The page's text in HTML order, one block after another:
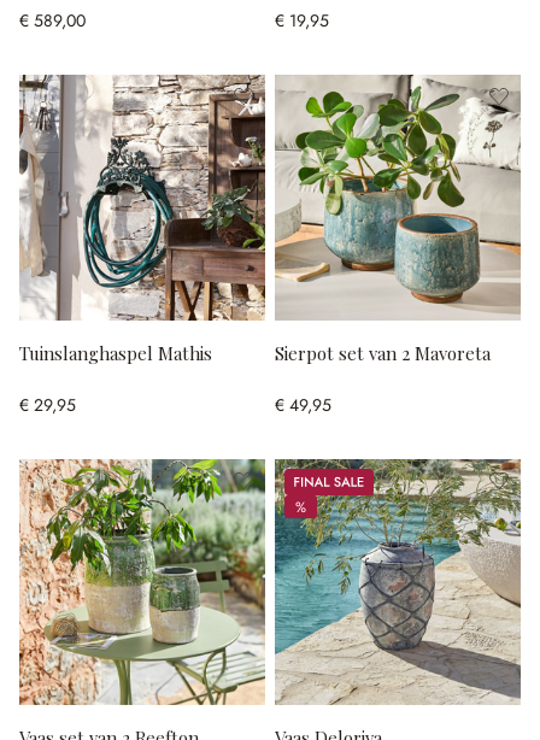
€ 589,00 € 19,95
Tuinslanghaspel Mathis
€ 29,95
Sierpot set van 2 Mavoreta
€ 49,95
Sale
%
%